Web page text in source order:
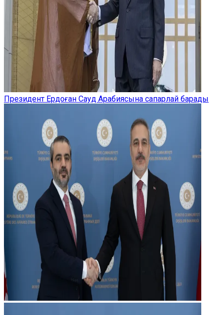
Президент Ердоған Сауд Арабиясына сапарлай барады